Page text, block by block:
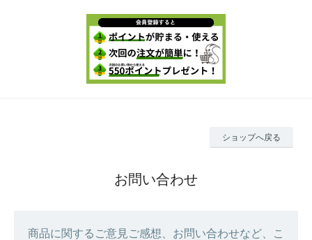
ショップへ戻る
お問い合わせ
商品に関するご意見ご感想、お問い合わせなど、こ